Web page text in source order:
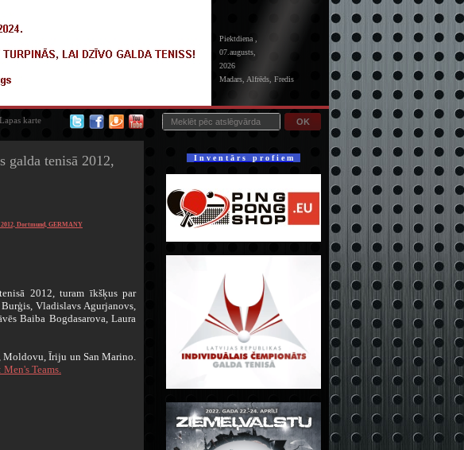
Piektdiena ,
07.augusts,
2026
Madars, Alfrēds, Fredis
OK
Lapas karte
galda tenisā 2012,
2012, Dortmund, GERMANY
2012, turam īkšķus par
Vladislavs Agurjanovs,
Baiba Bogdasarova, Laura
Īriju un San Marino.
Teams.
I n v e n t ā r s p r o f i e m